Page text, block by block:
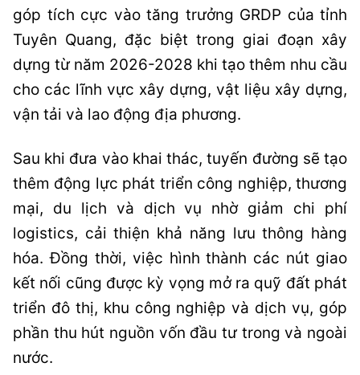
góp tích cực vào tăng trưởng GRDP của tỉnh
Tuyên Quang, đặc biệt trong giai đoạn xây
dựng từ năm 2026-2028 khi tạo thêm nhu cầu
cho các lĩnh vực xây dựng, vật liệu xây dựng,
vận tải và lao động địa phương.
Sau khi đưa vào khai thác, tuyến đường sẽ tạo
thêm động lực phát triển công nghiệp, thương
mại, du lịch và dịch vụ nhờ giảm chi phí
logistics, cải thiện khả năng lưu thông hàng
hóa. Đồng thời, việc hình thành các nút giao
kết nối cũng được kỳ vọng mở ra quỹ đất phát
triển đô thị, khu công nghiệp và dịch vụ, góp
phần thu hút nguồn vốn đầu tư trong và ngoài
nước.